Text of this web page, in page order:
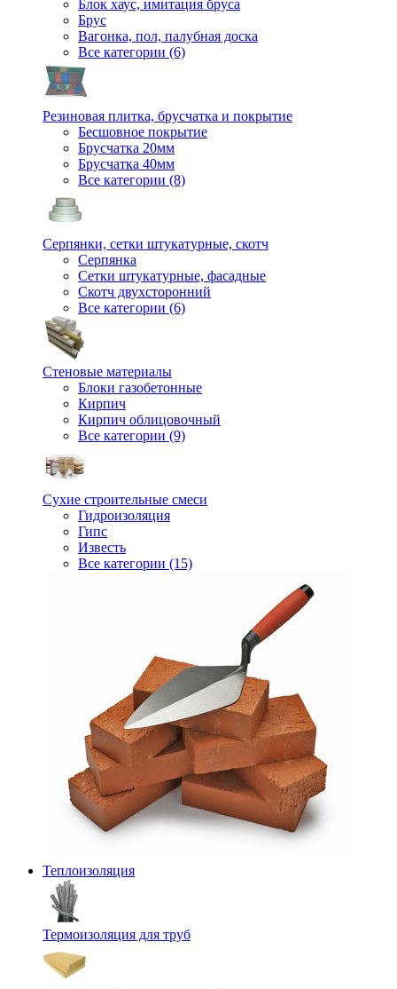
Блок хаус, имитация бруса
Брус
Вагонка, пол, палубная доска
Все категории (6)
Резиновая плитка, брусчатка и покрытие
Бесшовное покрытие
Брусчатка 20мм
Брусчатка 40мм
Все категории (8)
Серпянки, сетки штукатурные, скотч
Серпянка
Сетки штукатурные, фасадные
Скотч двухсторонний
Все категории (6)
Стеновые материалы
Блоки газобетонные
Кирпич
Кирпич облицовочный
Все категории (9)
Сухие строительные смеси
Гидроизоляция
Гипс
Известь
Все категории (15)
Теплоизоляция
Термоизоляция для труб